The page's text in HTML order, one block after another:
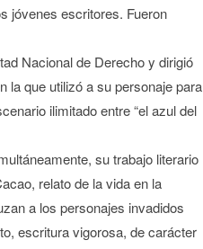
jóvenes escritores. Fueron
Nacional de Derecho y dirigió
la que utilizó a su personaje para
ilimitado entre “el azul del
su trabajo literario
relato de la vida en la
a los personajes invadidos
escritura vigorosa, de carácter